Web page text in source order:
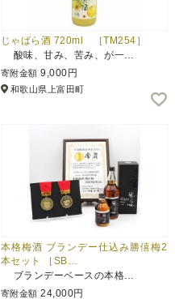
じゃばら酒 720ml ［TM254］
酸味、甘み、苦み、が一…
寄附金額 9,000円
和歌山県上富田町
本格梅酒 ブランデー仕込み勝僖梅2
本セット ［SB…
ブランデーベースの本格…
寄附金額 24,000円